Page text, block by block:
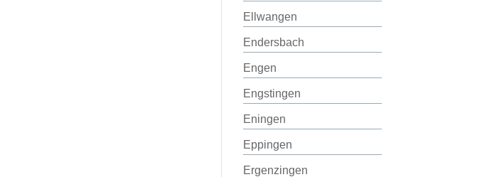
Ellwangen
Endersbach
Engen
Engstingen
Eningen
Eppingen
Ergenzingen